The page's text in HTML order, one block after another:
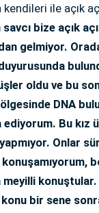
ile açık
bize açık
gelmiyor.
oldu ve bu
DNA
Bu
Onlar
bir sene